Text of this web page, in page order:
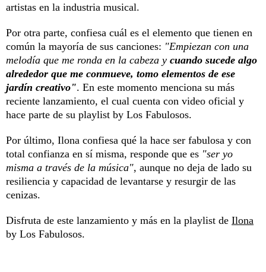
artistas en la industria musical.
Por otra parte, confiesa cuál es el elemento que tienen en
común la mayoría de sus canciones: "Empiezan con una
melodía que me ronda en la cabeza y cuando sucede algo
alrededor que me conmueve, tomo elementos de ese
jardín creativo". En este momento menciona su más
reciente lanzamiento, el cual cuenta con video oficial y
hace parte de su playlist by Los Fabulosos.
Por último, Ilona confiesa qué la hace ser fabulosa y con
total confianza en sí misma, responde que es "ser yo
misma a través de la música", aunque no deja de lado su
resiliencia y capacidad de levantarse y resurgir de las
cenizas.
Disfruta de este lanzamiento y más en la playlist de Ilona
by Los Fabulosos.